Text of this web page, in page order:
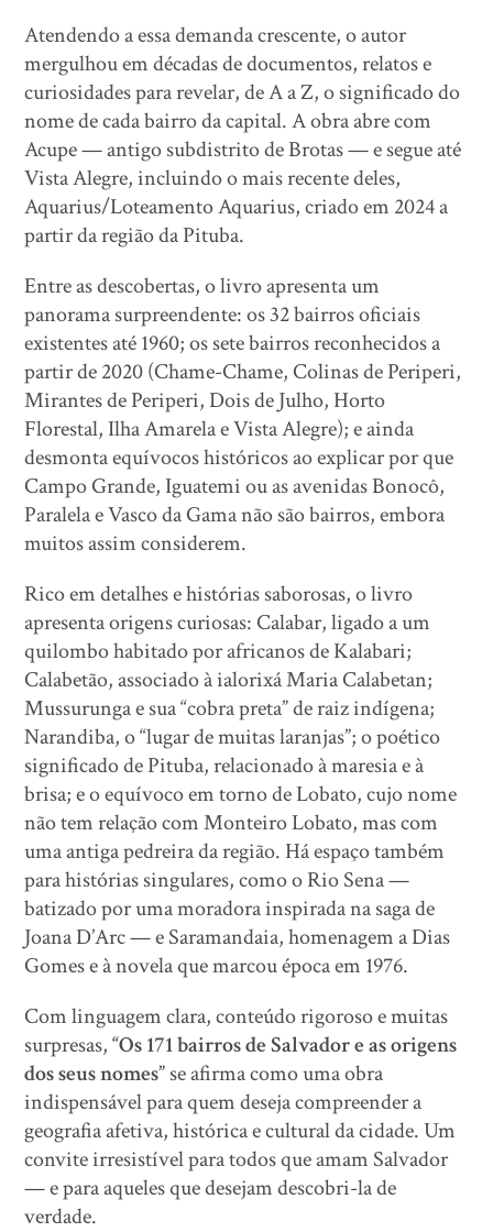
Atendendo a essa demanda crescente, o autor
mergulhou em décadas de documentos, relatos e
curiosidades para revelar, de A a Z, o significado do
nome de cada bairro da capital. A obra abre com
Acupe — antigo subdistrito de Brotas — e segue até
Vista Alegre, incluindo o mais recente deles,
Aquarius/Loteamento Aquarius, criado em 2024 a
partir da região da Pituba.
Entre as descobertas, o livro apresenta um
panorama surpreendente: os 32 bairros oficiais
existentes até 1960; os sete bairros reconhecidos a
partir de 2020 (Chame-Chame, Colinas de Periperi,
Mirantes de Periperi, Dois de Julho, Horto
Florestal, Ilha Amarela e Vista Alegre); e ainda
desmonta equívocos históricos ao explicar por que
Campo Grande, Iguatemi ou as avenidas Bonocô,
Paralela e Vasco da Gama não são bairros, embora
muitos assim considerem.
Rico em detalhes e histórias saborosas, o livro
apresenta origens curiosas: Calabar, ligado a um
quilombo habitado por africanos de Kalabari;
Calabetão, associado à ialorixá Maria Calabetan;
Mussurunga e sua “cobra preta” de raiz indígena;
Narandiba, o “lugar de muitas laranjas”; o poético
significado de Pituba, relacionado à maresia e à
brisa; e o equívoco em torno de Lobato, cujo nome
não tem relação com Monteiro Lobato, mas com
uma antiga pedreira da região. Há espaço também
para histórias singulares, como o Rio Sena —
batizado por uma moradora inspirada na saga de
Joana D’Arc — e Saramandaia, homenagem a Dias
Gomes e à novela que marcou época em 1976.
Com linguagem clara, conteúdo rigoroso e muitas
surpresas,“Os 171 bairros de Salvador e as origens
dos seus nomes”se afirma como uma obra
indispensável para quem deseja compreender a
geografia afetiva, histórica e cultural da cidade. Um
convite irresistível para todos que amam Salvador
— e para aqueles que desejam descobri-la de
verdade.